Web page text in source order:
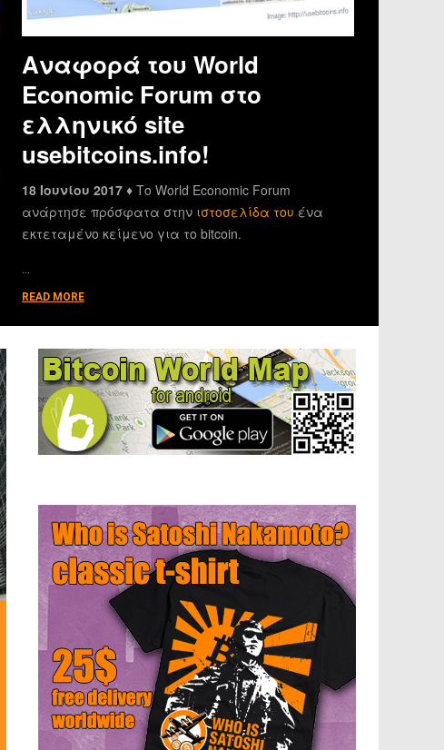
Αναφορά του World
Economic Forum στο
ελληνικό site
usebitcoins.info!
18 Ιουνίου 2017 ♦ Το World Economic Forum
ανάρτησε πρόσφατα στην ιστοσελίδα του ένα
εκτεταμένο κείμενο για το bitcoin.
READ MORE